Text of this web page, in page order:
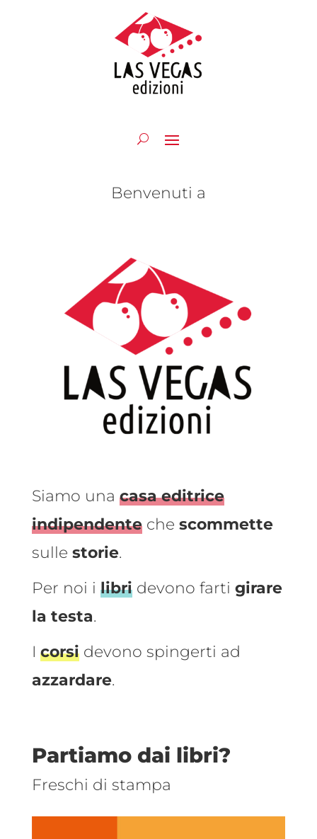
Benvenuti a
Siamo una casa editrice
indipendenteche scommette
sulle storie.
Per noi i libridevono farti girare
la testa.
I corsidevono spingerti ad
azzardare.
Partiamo dai libri?
Freschi di stampa